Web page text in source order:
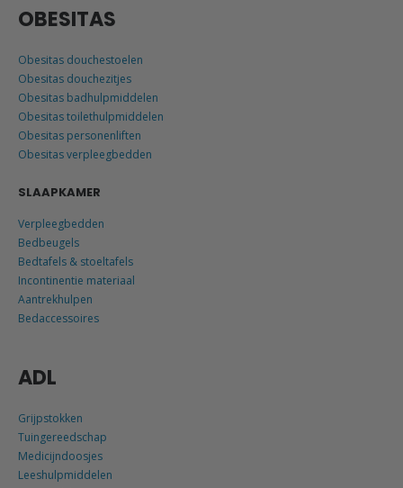
Obesitas douchezitjes
Obesitas badhulpmiddelen
Obesitas toilethulpmiddelen
Obesitas personenliften
Obesitas verpleegbedden
Bedbeugels
Bedtafels & stoeltafels
Incontinentie materiaal
Aantrekhulpen
Bedaccessoires
Tuingereedschap
Medicijndoosjes
Leeshulpmiddelen
Persoonlijke verzorging